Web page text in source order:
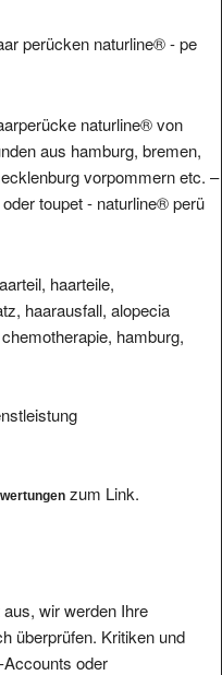
perücken naturline® - pe
naturline® von
aus hamburg, bremen,
vorpommern etc. –
toupet - naturline® perü
haarteile,
haarausfall, alopecia
hamburg,
zum Link.
wir werden Ihre
überprüfen. Kritiken und
oder